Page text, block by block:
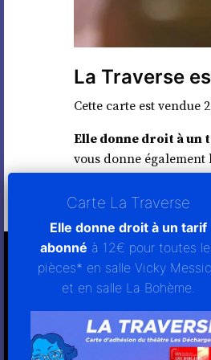
La Traverse
Cette carte est vendue
Elle donne droit à un
vous donne
*sauf les spectacles
Elle donne droit à un tarif
abonné à 12€ pour toutes
pièces* en salle Vicky
et en salle La Bohème.